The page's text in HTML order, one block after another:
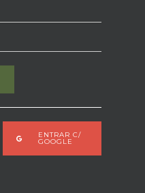
ENTRAR C/
GOOGLE